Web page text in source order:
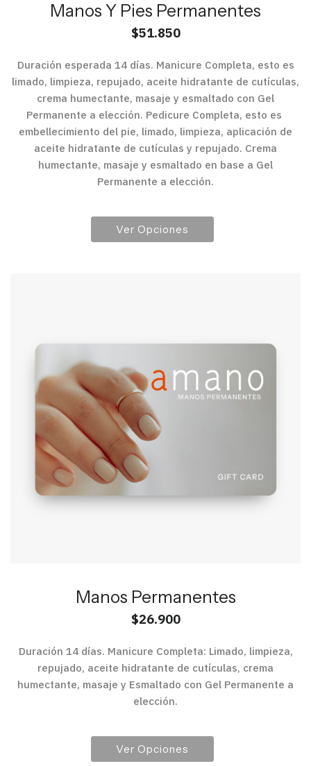
Manos Y Pies Permanentes
$51.850
Duración esperada 14 días. Manicure Completa, esto es
limado, limpieza, repujado, aceite hidratante de cutículas,
crema humectante, masaje y esmaltado con Gel
Permanente a elección. Pedicure Completa, esto es
embellecimiento del pie, limado, limpieza, aplicación de
aceite hidratante de cutículas y repujado. Crema
humectante, masaje y esmaltado en base a Gel
Permanente a elección.
Ver Opciones
Manos Permanentes
$26.900
Duración 14 días. Manicure Completa: Limado, limpieza,
repujado, aceite hidratante de cutículas, crema
humectante, masaje y Esmaltado con Gel Permanente a
elección.
Ver Opciones